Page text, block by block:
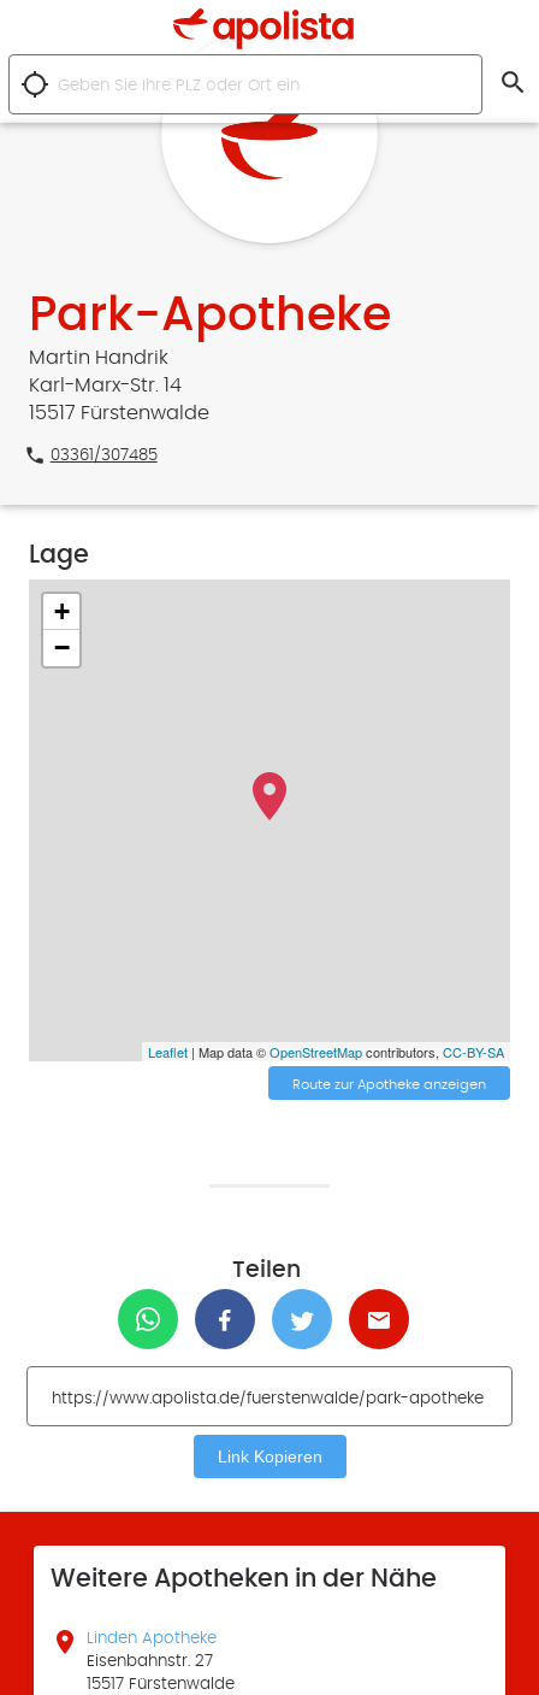
location_searching search
Park-Apotheke
Martin Handrik
Karl-Marx-Str. 14
15517 Fürstenwalde
phone 03361/307485
Lage
+
−
Leaflet| Map data ©OpenStreetMapcontributors, CC-BY-SA
Route zur Apotheke anzeigen
Teilen
Link Kopieren
Weitere Apotheken in der Nähe

Linden Apotheke
Eisenbahnstr. 27
15517 Fürstenwalde